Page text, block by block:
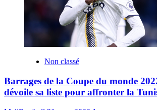
Non classé
Barrages de la Coupe du monde
dévoile sa liste pour affronter la